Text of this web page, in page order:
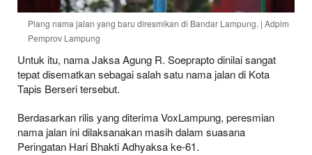
Plang nama jalan yang baru diresmikan di Bandar Lampung. | Adpim
Pemprov Lampung
Untuk itu, nama Jaksa Agung R. Soeprapto dinilai sangat
tepat disematkan sebagai salah satu nama jalan di Kota
Tapis Berseri tersebut.
Berdasarkan rilis yang diterima VoxLampung, peresmian
nama jalan ini dilaksanakan masih dalam suasana
Peringatan Hari Bhakti Adhyaksa ke-61.